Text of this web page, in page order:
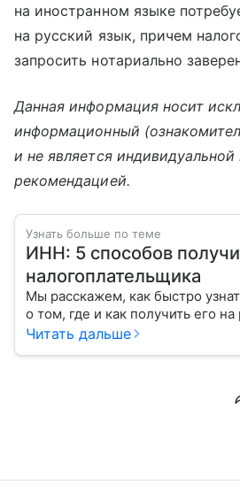
на иностранном языке
на русский язык, причем
запросить нотариально
Данная информация носит
информационный
и не является
рекомендацией.
Узнать больше по теме
ИНН: 5 способов
налогоплательщика
Мы расскажем, как быстро
о том, где и как получить его на
Читать дальше